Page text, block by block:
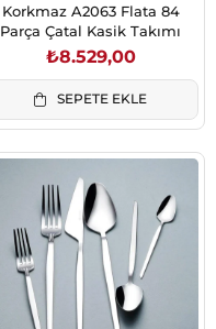
Korkmaz A2063 Flata 84
Parça Çatal Kasik Takımı
₺8.529,00
SEPETE EKLE